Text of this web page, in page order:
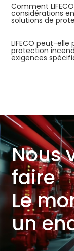
Comment
considérations
solutions de
LIFECO peut-elle
protection
exigences
Nous
faire
Le
un